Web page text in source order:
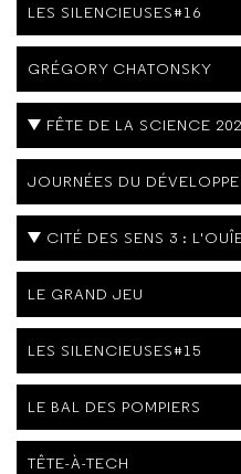
LES SILENCIEUSES#16
GRÉGORY CHATONSKY
FÊTE DE LA SCIENCE
JOURNÉES DU
CITÉ DES SENS 3 :
LE GRAND JEU
LES SILENCIEUSES#15
LE BAL DES POMPIERS
TÊTE-À-TECH